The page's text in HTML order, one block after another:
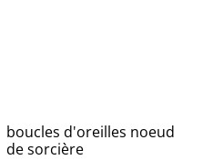
boucles d'oreilles noeud
de sorcière